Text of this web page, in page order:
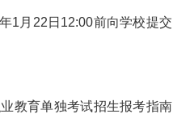
1月22日12:00前向学校提交
教育单独考试招生报考指南